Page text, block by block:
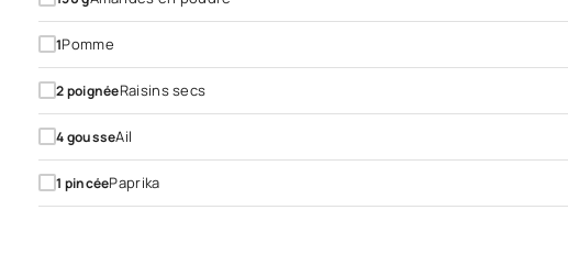
1Pomme
2poignéeRaisins secs
4gousseAil
1 pincéePaprika